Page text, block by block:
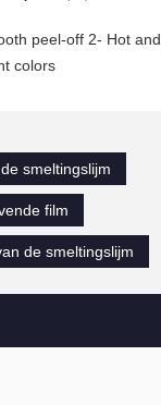
peel-off 2- Hot
colors
smeltingslijm
film
de smeltingslijm